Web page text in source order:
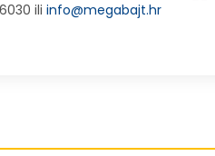
iliinfo@megabajt.hr